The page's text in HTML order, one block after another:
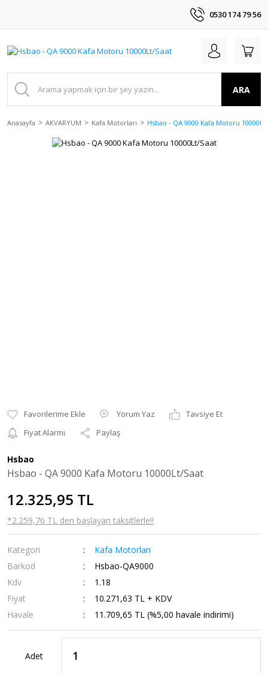
0530 174 79 56
ARA
Anasayfa AKVARYUM Kafa Motorları Hsbao - QA 9000 Kafa Motoru
Yorum Yaz
Tavsiye Et
Fiyat Alarmı
Paylaş
Hsbao
Hsbao - QA 9000 Kafa Motoru 10000Lt/Saat
12.325,95 TL
*2.259,76 TL den başlayan taksitlerle!!
Kategori
Kafa Motorları
Barkod
Hsbao-QA9000
Kdv
1.18
Fiyat
10.271,63 TL + KDV
Havale
11.709,65 TL (%5,00 havale indirimi)
Adet